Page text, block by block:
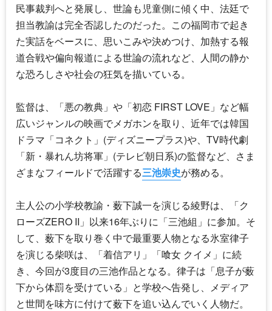
民事裁判へと発展し、世論も児童側に傾く中、法廷で
担当教諭は完全否認したのだった。この福岡市で起き
た実話をベースに、思いこみや決めつけ、加熱する報
道合戦や偏向報道による世論の流れなど、人間の静か
な恐ろしさや社会の狂気を描いている。
監督は、「悪の教典」や「初恋 FIRST LOVE」など幅
広いジャンルの映画でメガホンを取り、近年では韓国
ドラマ「コネクト」(ディズニープラス)や、TV時代劇
「新・暴れん坊将軍」(テレビ朝日系)の監督など、さま
ざまなフィールドで活躍する三池崇史が務める。
主人公の小学校教諭・薮下誠一を演じる綾野は、「ク
ローズZERO II」以来16年ぶりに「三池組」に参加。そ
して、薮下を取り巻く中で最重要人物となる氷室律子
を演じる柴咲は、「着信アリ」「喰女 クイメ」に続
き、今回が3度目の三池作品となる。律子は「息子が薮
下から体罰を受けている」と学校へ告発し、メディア
と世間を味方に付けて薮下を追い込んでいく人物だ。